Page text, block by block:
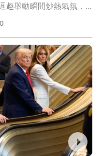
趣舉動瞬間炒熱氣氛，